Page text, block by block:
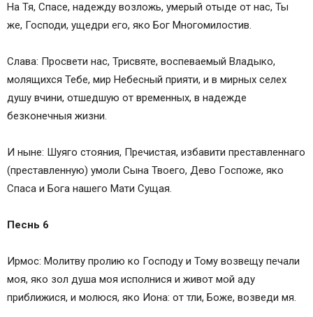
На Тя, Спасе, надежду возложь, умерый отыде от нас, Ты
же, Господи, ущедри его, яко Бог Многомилостив.
Слава: Просвети нас, Трисвяте, воспеваемый Владыко,
молящихся Тебе, мир Небесный прияти, и в мирных селех
душу вчини, отшедшую от временных, в надежде
безконечныя жизни.
И ныне: Шуяго стояния, Пречистая, избавити преставленнаго
(преставленную) умоли Сына Твоего, Дево Госпоже, яко
Спаса и Бога нашего Мати Сущая.
Песнь 6
Ирмос: Молитву пролию ко Господу и Тому возвещу печали
моя, яко зол душа моя исполнися и живот мой аду
приближися, и молюся, яко Иона: от тли, Боже, возведи мя.